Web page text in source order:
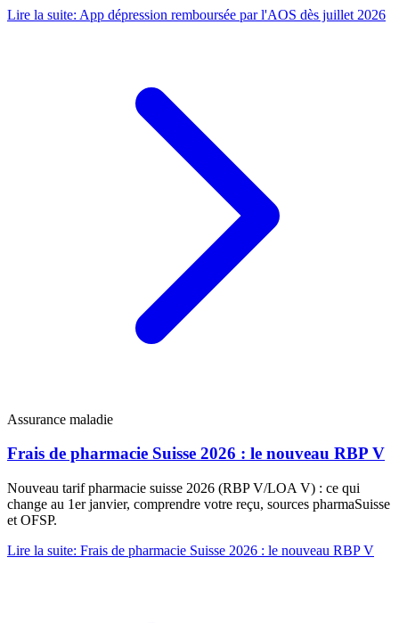
Lire la suite: App dépression remboursée par l'AOS dès juillet 2026
Assurance maladie
Frais de pharmacie Suisse 2026 : le nouveau RBP V
Nouveau tarif pharmacie suisse 2026 (RBP V/LOA V) : ce qui
change au 1er janvier, comprendre votre reçu, sources pharmaSuisse
et OFSP.
Lire la suite: Frais de pharmacie Suisse 2026 : le nouveau RBP V